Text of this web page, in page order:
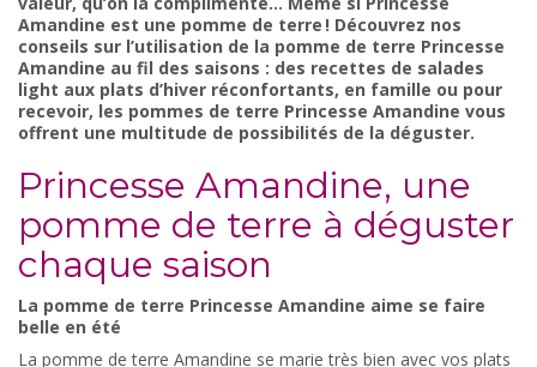
Amandine est une pomme de terre ! Découvrez nos
conseils sur l’utilisation de la pomme de terre Princesse
Amandine au fil des saisons : des recettes de salades
light aux plats d’hiver réconfortants, en famille ou pour
recevoir, les pommes de terre Princesse Amandine vous
offrent une multitude de possibilités de la déguster.
Princesse Amandine, une
pomme de terre à déguster
chaque saison
La pomme de terre Princesse Amandine aime se faire
belle en été
La pomme de terre Amandine se marie très bien avec vos plats